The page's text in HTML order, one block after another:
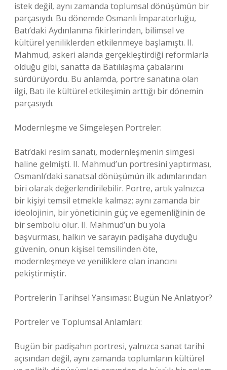
istek değil, aynı zamanda toplumsal dönüşümün bir
parçasıydı. Bu dönemde Osmanlı İmparatorluğu,
Batı’daki Aydınlanma fikirlerinden, bilimsel ve
kültürel yeniliklerden etkilenmeye başlamıştı. II.
Mahmud, askeri alanda gerçekleştirdiği reformlarla
olduğu gibi, sanatta da Batılılaşma çabalarını
sürdürüyordu. Bu anlamda, portre sanatına olan
ilgi, Batı ile kültürel etkileşimin arttığı bir dönemin
parçasıydı.
Modernleşme ve Simgeleşen Portreler:
Batı’daki resim sanatı, modernleşmenin simgesi
haline gelmişti. II. Mahmud’un portresini yaptırması,
Osmanlı’daki sanatsal dönüşümün ilk adımlarından
biri olarak değerlendirilebilir. Portre, artık yalnızca
bir kişiyi temsil etmekle kalmaz; aynı zamanda bir
ideolojinin, bir yöneticinin güç ve egemenliğinin de
bir sembolü olur. II. Mahmud’un bu yola
başvurması, halkın ve sarayın padişaha duyduğu
güvenin, onun kişisel temsilinden öte,
modernleşmeye ve yeniliklere olan inancını
pekiştirmiştir.
Portrelerin Tarihsel Yansıması: Bugün Ne Anlatıyor?
Portreler ve Toplumsal Anlamları:
Bugün bir padişahın portresi, yalnızca sanat tarihi
açısından değil, aynı zamanda toplumların kültürel